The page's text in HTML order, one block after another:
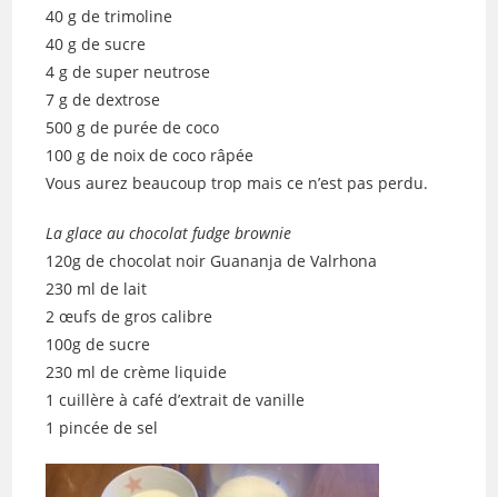
40 g de trimoline
40 g de sucre
4 g de super neutrose
7 g de dextrose
500 g de purée de coco
100 g de noix de coco râpée
Vous aurez beaucoup trop mais ce n’est pas perdu.
La glace au chocolat fudge brownie
120g de chocolat noir Guananja de Valrhona
230 ml de lait
2 œufs de gros calibre
100g de sucre
230 ml de crème liquide
1 cuillère à café d’extrait de vanille
1 pincée de sel